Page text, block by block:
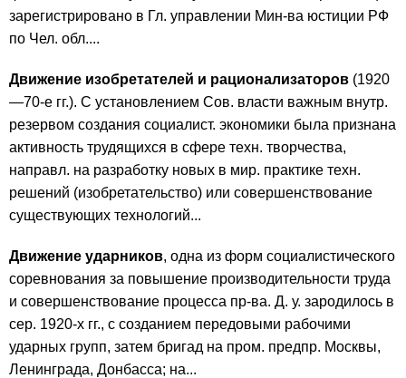
зарегистрировано в Гл. управлении Мин-ва юстиции РФ
по Чел. обл....
Движение изобретателей и рационализаторов (1920
—70-е гг.). С установлением Сов. власти важным внутр.
резервом создания социалист. экономики была признана
активность трудящихся в сфере техн. творчества,
направл. на разработку новых в мир. практике техн.
решений (изобретательство) или совершенствование
существующих технологий...
Движение ударников, одна из форм социалистического
соревнования за повышение производительности труда
и совершенствование процесса пр-ва. Д. у. зародилось в
сер. 1920-х гг., с созданием передовыми рабочими
ударных групп, затем бригад на пром. предпр. Москвы,
Ленинграда, Донбасса; на...